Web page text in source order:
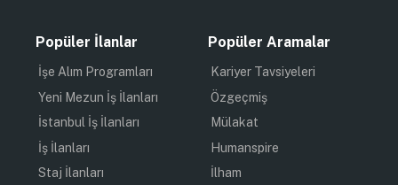
Popüler İlanlar
İşe Alım Programları
Yeni Mezun İş İlanları
İstanbul İş İlanları
İş İlanları
Staj İlanları
Popüler Aramalar
Kariyer Tavsiyeleri
Özgeçmiş
Mülakat
Humanspire
İlham